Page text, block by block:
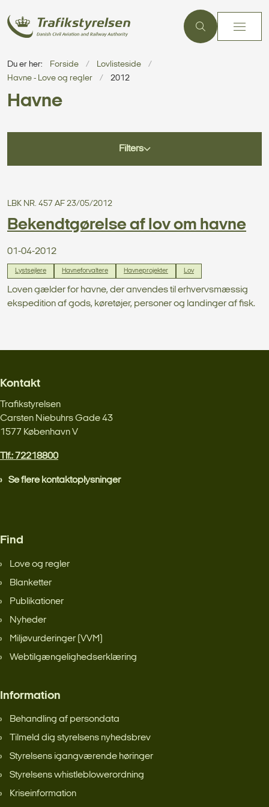
Du er her: Forside
Lovlisteside
Havne - Love og regler
2012
Havne
Filters
LBK NR. 457 AF 23/05/2012
Bekendtgørelse af lov om havne
01-04-2012
Lystsejlere Havneforvaltere Havneprojekter Lov
Loven gælder for havne, der anvendes til erhvervsmæssig
ekspedition af gods, køretøjer, personer og landinger af fisk.
Kontakt
Trafikstyrelsen
Carsten Niebuhrs Gade 43
1577 København V
Tlf.: 72218800
Se flere kontaktoplysninger
Find
Love og regler
Blanketter
Publikationer
Nyheder
Miljøvurderinger (VVM)
Webtilgængelighedserklæring
Information
Behandling af persondata
Tilmeld dig styrelsens nyhedsbrev
Styrelsens igangværende høringer
Styrelsens whistleblowerordning
Kriseinformation